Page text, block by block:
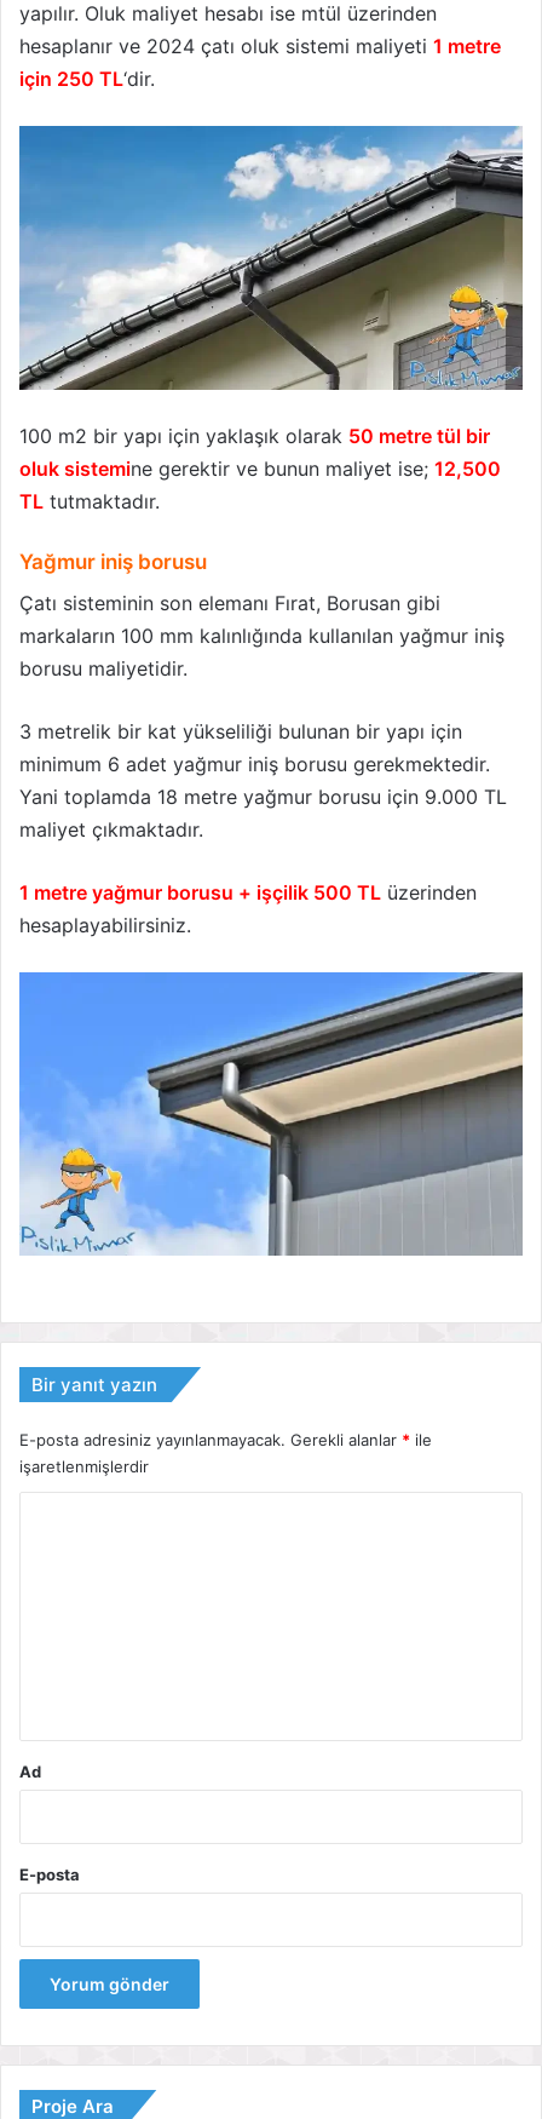
yapılır. Oluk maliyet hesabı ise mtül üzerinden
hesaplanır ve 2024 çatı oluk sistemi maliyeti 1 metre
için 250 TL‘dir.
100 m2 bir yapı için yaklaşık olarak 50 metre tül bir
oluk sistemine gerektir ve bunun maliyet ise; 12,500
TL tutmaktadır.
Yağmur iniş borusu
Çatı sisteminin son elemanı Fırat, Borusan gibi
markaların 100 mm kalınlığında kullanılan yağmur iniş
borusu maliyetidir.
3 metrelik bir kat yükseliliği bulunan bir yapı için
minimum 6 adet yağmur iniş borusu gerekmektedir.
Yani toplamda 18 metre yağmur borusu için 9.000 TL
maliyet çıkmaktadır.
1 metre yağmur borusu + işçilik 500 TL üzerinden
hesaplayabilirsiniz.
Bir yanıt yazın
E-posta adresiniz yayınlanmayacak. Gerekli alanlar * ile
işaretlenmişlerdir
Ad
E-posta
Proje Ara